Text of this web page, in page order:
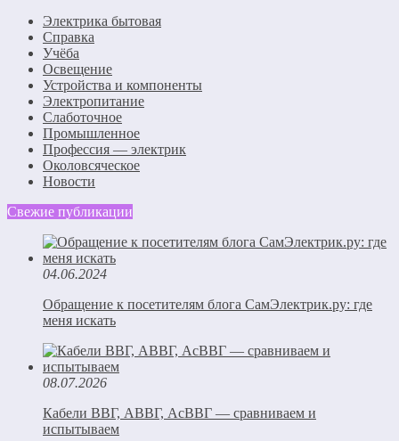
Электрика бытовая
Справка
Учёба
Освещение
Устройства и компоненты
Электропитание
Слаботочное
Промышленное
Профессия — электрик
Околовсяческое
Новости
Свежие публикации
04.06.2024
Обращение к посетителям блога СамЭлектрик.ру: где
меня искать
08.07.2026
Кабели ВВГ, АВВГ, АсВВГ — сравниваем и
испытываем